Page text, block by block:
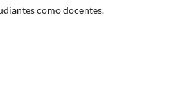
como docentes.